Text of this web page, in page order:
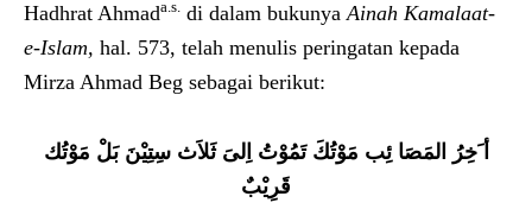
Hadhrat Ahmada.s. di dalam bukunyaAinah Kamalaat-
e-Islam, hal. 573, telah menulis peringatan kepada
Mirza Ahmad Beg sebagai berikut:
أ َخِرُ المَصَا ئِب مَوْتُكَ تَمُوْتُ اِلىَ ثَلاَث سِتِيْنَ بَلْ مَوْتُك
قَرِيْبٌ